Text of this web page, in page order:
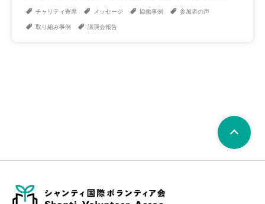
チャリティ寄席 メッセージ 協働事例 参加者の声
取り組み事例 講演会報告